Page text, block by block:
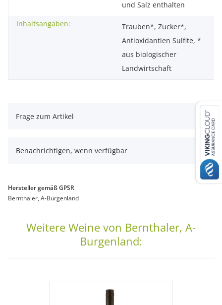
und Salz enthalten
Inhaltsangaben:
Trauben*, Zucker*,
Antioxidantien Sulfite, *
aus biologischer
Landwirtschaft
Frage zum Artikel
Benachrichtigen, wenn verfügbar
Hersteller gemäß GPSR
Bernthaler, A-Burgenland
Weitere Weine von Bernthaler, A-
Burgenland: